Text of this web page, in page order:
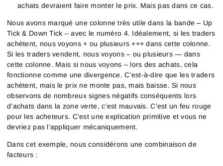
achats devraient faire monter le prix. Mais pas dans ce cas.
Nous avons marqué une colonne très utile dans la bande – Up
Tick & Down Tick – avec le numéro 4. Idéalement, si les traders
achètent, nous voyons + ou plusieurs +++ dans cette colonne.
Si les traders vendent, nous voyons – ou plusieurs — dans
cette colonne. Mais si nous voyons – lors des achats, cela
fonctionne comme une divergence. C’est-à-dire que les traders
achètent, mais le prix ne monte pas, mais baisse. Si nous
observons de nombreux signes négatifs conséquents lors
d’achats dans la zone verte, c’est mauvais. C’est un feu rouge
pour les acheteurs. C’est une explication primitive et vous ne
devriez pas l’appliquer mécaniquement.
Dans cet exemple, nous considérons une combinaison de
facteurs :